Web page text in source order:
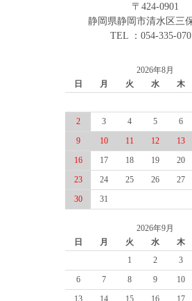
〒424-0901
静岡県静岡市清水区三
TEL ：054-335-
2026年8月
日
月 火 水 木
2
3 4 5 6
9
10 11 12 13
16
17 18 19 20
23
24 25 26 27
30
31
2026年9月
日
月 火 水 木
1
2 3
6
7 8 9 10
13
14 15 16 17